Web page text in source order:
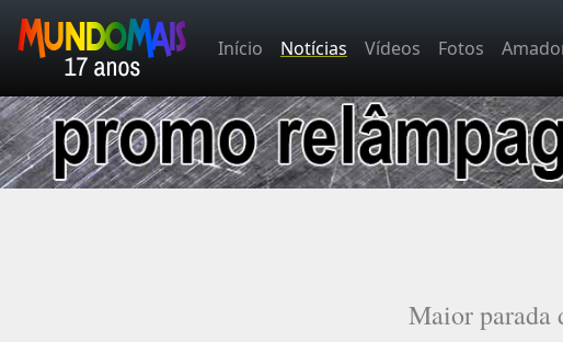
Início Notícias Vídeos Fotos
Maior parada